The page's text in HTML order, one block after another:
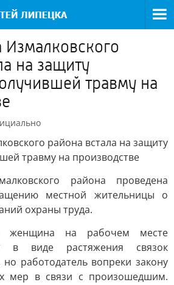
Измалковского
на защиту
травму на
района встала на защиту
травму на производстве
района проведена
местной жительницы о
охраны труда.
женщина на рабочем месте
в виде растяжения связок
но работодатель вопреки закону
мер в связи с произошедшим.